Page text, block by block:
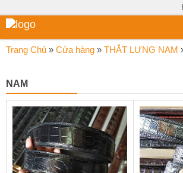
Trang Chủ » Cửa hàng » THẮT LƯNG NAM
NAM